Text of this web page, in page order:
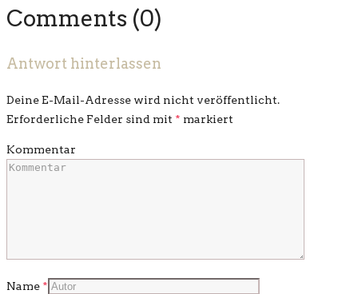
Comments (0)
Antwort hinterlassen
Deine E-Mail-Adresse wird nicht veröffentlicht.
Erforderliche Felder sind mit * markiert
Kommentar
Name *